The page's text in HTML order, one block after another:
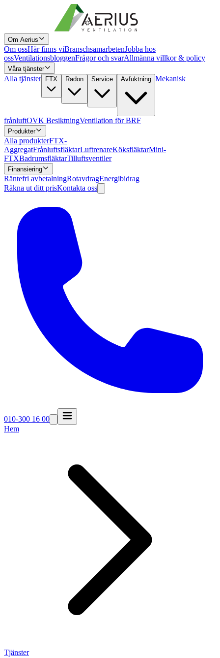
Om Aerius
Om ossHär finns viBranschsamarbetenJobba hos
ossVentilationsbloggenFrågor och svarAllmänna villkor & policy
Våra tjänster
Alla tjänster FTX Radon Service Avfuktning Mekanisk
frånluftOVK BesiktningVentilation för BRF
Produkter
Alla produkterFTX-
AggregatFrånluftsfläktarLuftrenareKöksfläktarMini-
FTXBadrumsfläktarTilluftsventiler
Finansiering
Räntefri avbetalningRotavdragEnergibidrag
Räkna ut ditt prisKontakta oss
010-300 16 00
Hem
Tjänster